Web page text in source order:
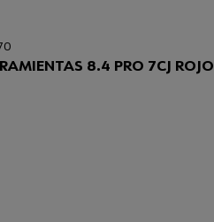
8.4 PRO 7CJ ROJO